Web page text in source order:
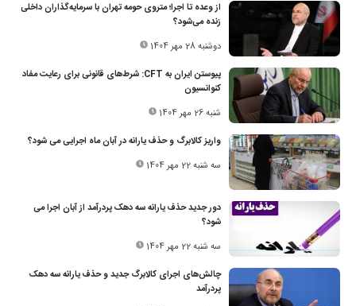
از وعده تا اجرا؛ متروی حومه تهران با سرمایه‌گذاران داخلی
زنده می‌شود؟
دوشنبه 28 مهر 1404
پیوستن ایران به CFT: شرط‌های قانونی برای رعایت مفاد
کنوانسیون
شنبه 26 مهر 1404
واریز کالابرگ و حذف یارانه در آبان ماه اجرایی می شود؟
سه شنبه 22 مهر 1404
دور جدید حذف یارانه سه دهک پردرآمد از آبان اجرا می
شود؟
سه شنبه 22 مهر 1404
چالش‌های اجرای کالابرگ جدید و حذف یارانه سه دهک
پردرآمد